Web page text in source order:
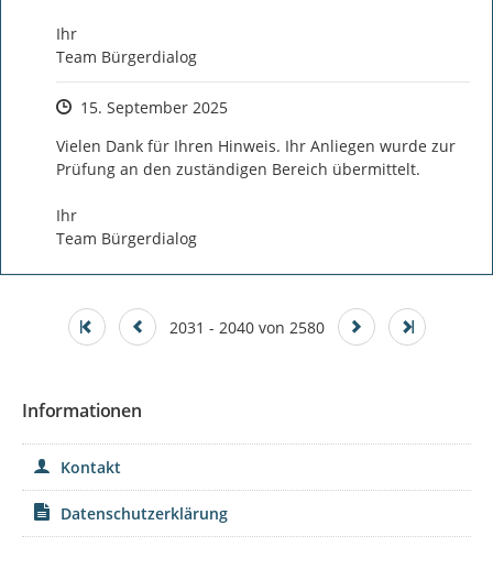
Ihr
Team Bürgerdialog
Zeitpunkt des Erstellens
15. September 2025
Vielen Dank für Ihren Hinweis. Ihr Anliegen wurde zur
Prüfung an den zuständigen Bereich übermittelt.
Ihr
Team Bürgerdialog
2031 - 2040 von 2580
Informationen
Kontakt
Datenschutzerklärung